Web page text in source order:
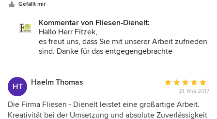
grundauf neu hergerichtet. Der zeitliche Ablauf sowie die
Wir sind bestens zufrieden und können die Firma Fliesen
Dienelt ruhigen Gewissens weiter empfehlen.
Gefällt mir
Kommentar von Fliesen-Dienelt:
Hallo Herr Fitzek,
es freut uns, dass Sie mit unserer Arbeit zufrieden
sind. Danke für das entgegengebrachte
Fa. Fliesen-Dienelt
HT
Haelm Thomas
Bewertung:
5
von
21. Mai 2017
Die Firma Fliesen - Dienelt leistet eine großartige Arbeit.
Kreativität bei der Umsetzung und absolute Zuverlässigkeit